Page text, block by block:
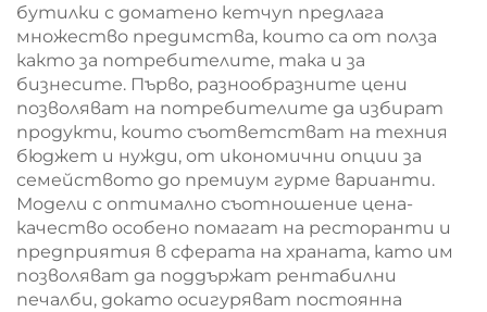
бутилки с доматено кетчуп предлага
множество предимства, които са от полза
както за потребителите, така и за
бизнесите. Първо, разнообразните цени
позволяват на потребителите да избират
продукти, които съответстват на техния
бюджет и нужди, от икономични опции за
семейството до премиум гурме варианти.
Модели с оптимално съотношение цена-
качество особено помагат на ресторанти и
предприятия в сферата на храната, като им
позволяват да поддържат рентабилни
печалби, докато осигуряват постоянна